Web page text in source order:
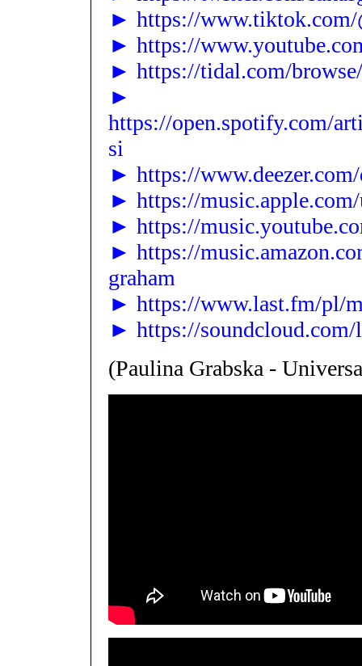
► https://www.tiktok.com/
► https://
► https://tidal.com/
►
https://open.spotify.com/
si
► https://
► https://
► https://
► https://
graham
► https://www.last.fm/pl/
► https://soundcloud.com/
(Paulina Grabska -